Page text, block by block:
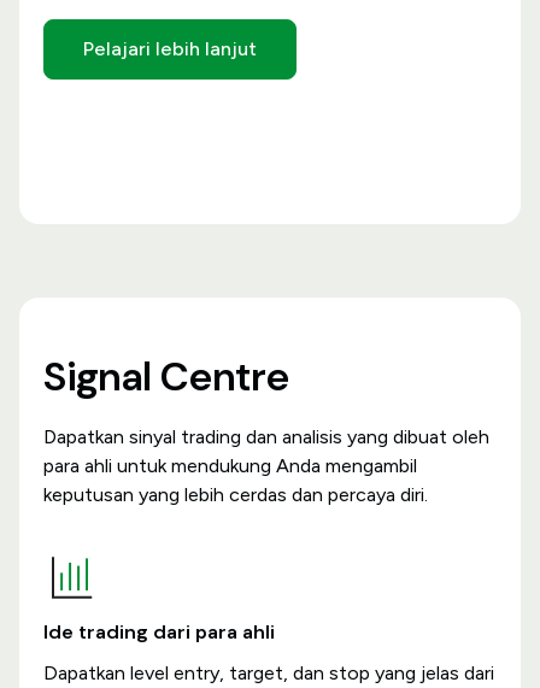
Pelajari lebih lanjut
Signal Centre
Dapatkan sinyal trading dan analisis yang dibuat oleh
para ahli untuk mendukung Anda mengambil
keputusan yang lebih cerdas dan percaya diri.
Ide trading dari para ahli
Dapatkan level entry, target, dan stop yang jelas dari